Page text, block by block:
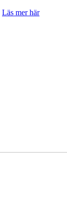
Läs mer här